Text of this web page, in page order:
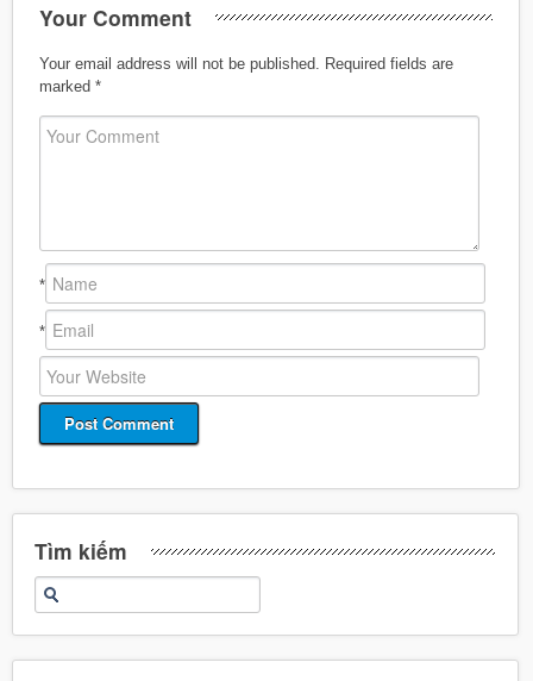
Your Comment
Your email address will not be published.
Required fields are
marked *
*
*
Tìm kiếm